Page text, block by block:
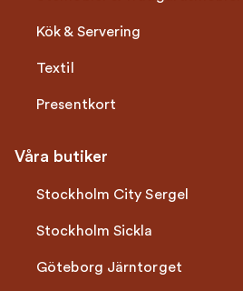
Kök & Servering
Textil
Presentkort
Våra butiker
Stockholm City Sergel
Stockholm Sickla
Göteborg Järntorget